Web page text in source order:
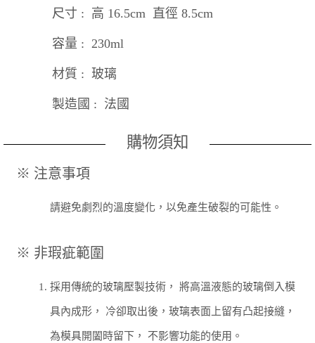
尺寸 : 高 16.5cm 直徑 8.5cm
容量 : 230ml
材質 : 玻璃
製造國 : 法國
購物須知
※ 注意事項
請避免劇烈的溫度變化，以免產生破裂的可能性。
※ 非瑕疵範圍
1. 採用傳統的玻璃壓製技術， 將高溫液態的玻璃倒入模
具內成形， 冷卻取出後，玻璃表面上留有凸起接縫，
為模具開闔時留下， 不影響功能的使用。